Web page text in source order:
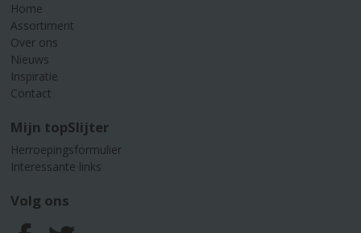
Home
Assortiment
Over ons
Nieuws
Inspiratie
Contact
Mijn topSlijter
Herroepingsformulier
Interessante links
Volg ons